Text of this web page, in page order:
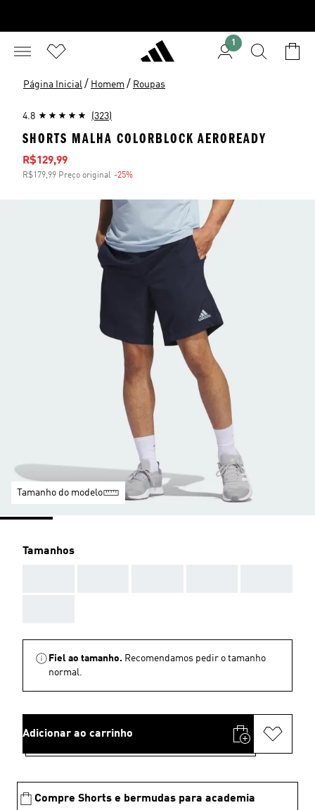
1
Página Inicial / Homem / Roupas
4.8 (323)
SHORTS MALHA COLORBLOCK AEROREADY
Preço com desconto
R$129,99
R$179,99 Preço original -25%
Tamanho do modelo
Tamanhos
Fiel ao tamanho. Recomendamos pedir o tamanho
normal.
Adicionar ao carrinho
Compre Shorts e bermudas para academia